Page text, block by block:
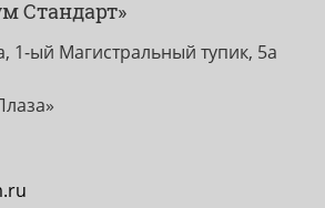
Стандарт»
1-ый Магистральный тупик, 5а